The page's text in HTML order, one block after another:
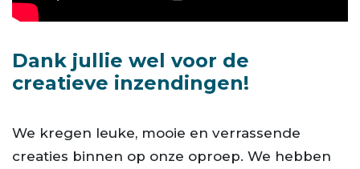
Dank jullie wel voor de
creatieve inzendingen!
We kregen leuke, mooie en verrassende
creaties binnen op onze oproep. We hebben